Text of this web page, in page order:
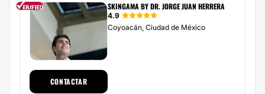
SKINGAMA BY DR. JORGE JUAN HERRERA
4.9
Coyoacán, Ciudad de México
CONTACTAR